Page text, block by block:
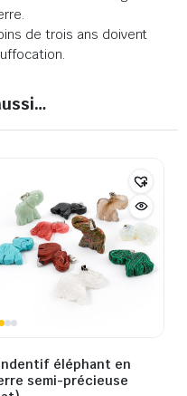
.
de trois ans doivent
éléphant en
semi-précieuse